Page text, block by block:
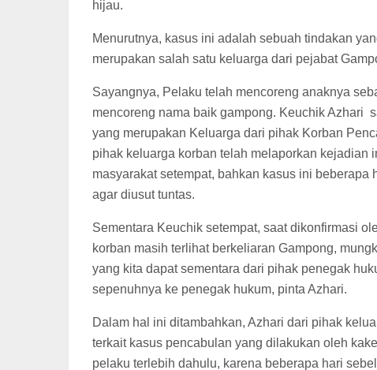
hijau.
Menurutnya, kasus ini adalah sebuah tindakan
merupakan salah satu keluarga dari pejabat
Sayangnya, Pelaku telah mencoreng anaknya
mencoreng nama baik gampong. Keuchik Azhari
yang merupakan Keluarga dari pihak Korban
pihak keluarga korban telah melaporkan kejadian
masyarakat setempat, bahkan kasus ini
agar diusut tuntas.
Sementara Keuchik setempat, saat dikonfirmasi
korban masih terlihat berkeliaran Gampong,
yang kita dapat sementara dari pihak penegak
sepenuhnya ke penegak hukum, pinta Azhari.
Dalam hal ini ditambahkan, Azhari dari pihak
terkait kasus pencabulan yang dilakukan oleh
pelaku terlebih dahulu, karena beberapa hari